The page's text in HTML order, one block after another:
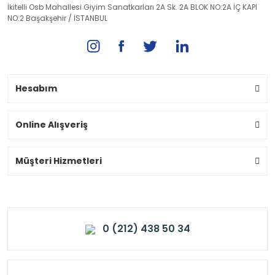
İkitelli Osb Mahallesi Giyim Sanatkarları 2A Sk. 2A BLOK NO:2A İÇ KAPI
NO:2 Başakşehir / İSTANBUL
Hesabım
Online Alışveriş
Müşteri Hizmetleri
0 (212) 438 50 34